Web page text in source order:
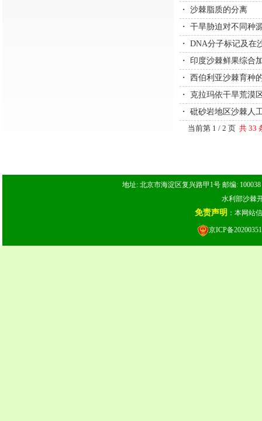
・ 沙棘脂质的分离
・ 干旱胁迫对不同种
・ DNA分子标记及在
・ 印度沙棘鲜果综合
・ 西伯利亚沙棘育种
・ 克拉玛依干旱荒漠
・ 砒砂岩地区沙棘人
当前第 1 / 2 页 共 33
地址: 北京市海淀区复兴路甲1号 邮编:
水利部沙棘
免责声明 ：本网站
京ICP备